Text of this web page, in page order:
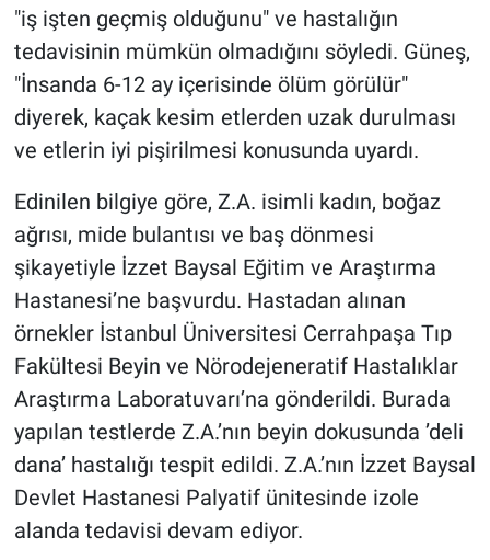
"iş işten geçmiş olduğunu" ve hastalığın
tedavisinin mümkün olmadığını söyledi. Güneş,
"İnsanda 6-12 ay içerisinde ölüm görülür"
diyerek, kaçak kesim etlerden uzak durulması
ve etlerin iyi pişirilmesi konusunda uyardı.
Edinilen bilgiye göre, Z.A. isimli kadın, boğaz
ağrısı, mide bulantısı ve baş dönmesi
şikayetiyle İzzet Baysal Eğitim ve Araştırma
Hastanesi’ne başvurdu. Hastadan alınan
örnekler İstanbul Üniversitesi Cerrahpaşa Tıp
Fakültesi Beyin ve Nörodejeneratif Hastalıklar
Araştırma Laboratuvarı’na gönderildi. Burada
yapılan testlerde Z.A.’nın beyin dokusunda ’deli
dana’ hastalığı tespit edildi. Z.A.’nın İzzet Baysal
Devlet Hastanesi Palyatif ünitesinde izole
alanda tedavisi devam ediyor.